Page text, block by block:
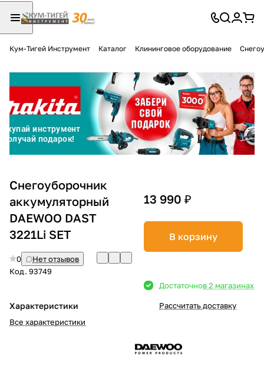
Кум-Тигей Инструмент Каталог Клининговое оборудование
Снегоуборочник
аккумуляторный
DAEWOO DAST
3221Li SET
0
Нет отзывов
Код. 93749
Характеристики
Все характеристики
13 990 ₽
В корзину
Достаточнов 2 магазинах
Рассчитать доставку
Разбейте
оплатуна части
без переплат
График платежей
Сегодня
25%
% картой любого банка